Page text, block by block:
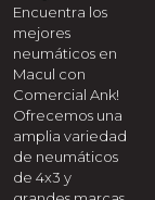
Encuentra los
mejores
neumáticos en
Macul con
Comercial Ank!
Ofrecemos una
amplia variedad
de neumáticos
de 4x3 y